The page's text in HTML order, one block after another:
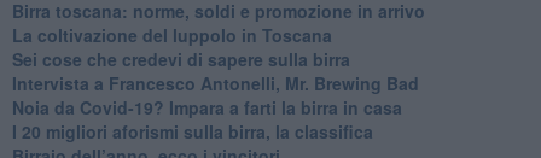
Birra toscana: norme, soldi e promozione in arrivo
La coltivazione del luppolo in Toscana
Sei cose che credevi di sapere sulla birra
Intervista a Francesco Antonelli, Mr. Brewing Bad
Noia da Covid-19? Impara a farti la birra in casa
I 20 migliori aforismi sulla birra, la classifica